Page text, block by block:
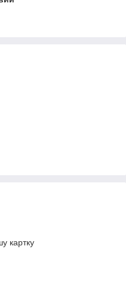
картку